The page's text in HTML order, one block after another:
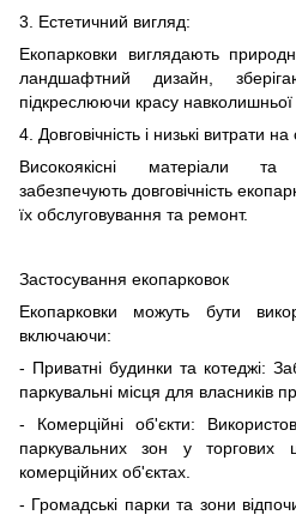
3. Естетичний вигляд:
Екопарковки виглядають
ландшафтний дизайн,
підкреслюючи красу навколишньої
4. Довговічність і низькі витрати
Високоякісні матеріали та
забезпечують довговічність
їх обслуговування та ремонт.
Застосування екопарковок
Екопарковки можуть бути
включаючи:
- Приватні будинки та котеджі:
паркувальні місця для власників
- Комерційні об'єкти:
паркувальних зон у торгових
комерційних об'єктах.
- Громадські парки та зони